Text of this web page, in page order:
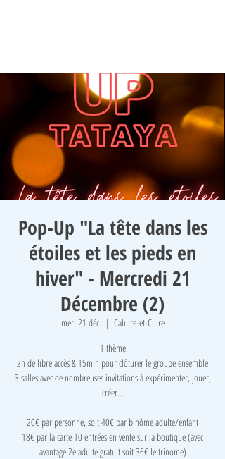
Pop-Up "La tête dans les
étoiles et les pieds en
hiver" - Mercredi 21
Décembre (2)
mer. 21 déc.
  |
Caluire-et-Cuire
1 thème
2h de libre accès & 15min pour clôturer le groupe ensemble
3 salles avec de nombreuses invitations à expérimenter, jouer,
créer...
​20€ par personne, soit 40€ par binôme adulte/enfant
18€ par la carte 10 entrées en vente sur la boutique (avec
avantage 2e adulte gratuit soit 36€ le trinome)